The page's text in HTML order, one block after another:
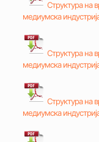
Структура на
медиумска
Структура на
медиумска
Структура на
медиумска